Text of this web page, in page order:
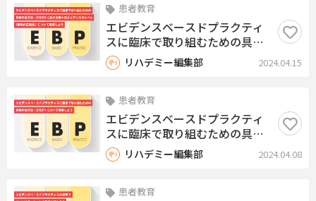
患者教育
エビデンスベースドプラクティ
スに臨床で取り組むための具体
的な方法：STEP2における様々
なエビデンスのレベル（情報の
リハデミー編集部 2024.04.15
患者教育
エビデンスベースドプラクティ
スに臨床で取り組むための具体
的な方法：STEP1について理解
しよう
リハデミー編集部 2024.04.08
患者教育